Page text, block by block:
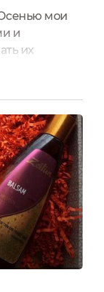
мои
и
их
И сегодня
кожу
Hydra,